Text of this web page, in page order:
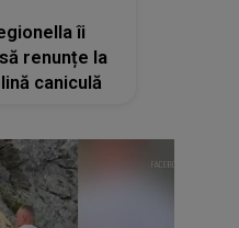
îi
renunțe la
caniculă